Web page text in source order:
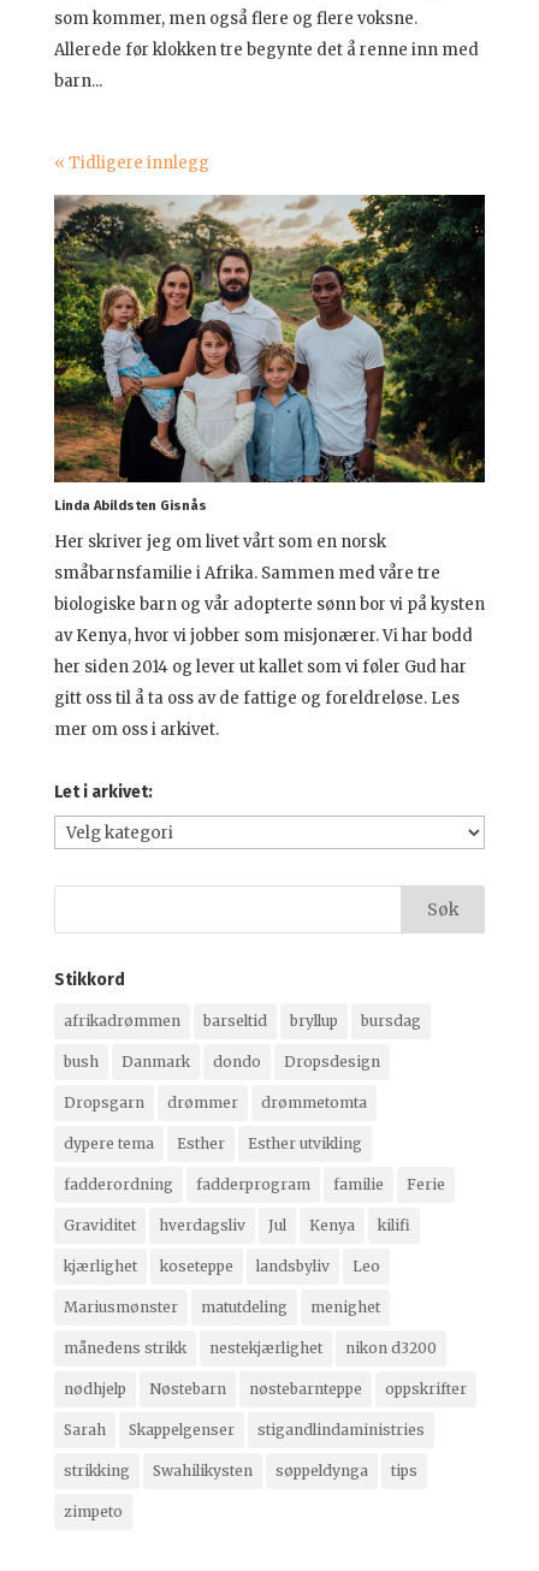
som kommer, men også flere og flere voksne.
Allerede før klokken tre begynte det å renne inn med
barn...
« Tidligere innlegg
Linda Abildsten Gisnås
Her skriver jeg om livet vårt som en norsk
småbarnsfamilie i Afrika. Sammen med våre tre
biologiske barn og vår adopterte sønn bor vi på kysten
av Kenya, hvor vi jobber som misjonærer. Vi har bodd
her siden 2014 og lever ut kallet som vi føler Gud har
gitt oss til å ta oss av de fattige og foreldreløse. Les
mer om oss i arkivet.
Let i arkivet:
Let
arkivet:
Stikkord
afrikadrømmen barseltid bryllup bursdag
bush Danmark dondo Dropsdesign
Dropsgarn drømmer drømmetomta
dypere tema Esther Esther utvikling
fadderordning fadderprogram familie Ferie
Graviditet hverdagsliv Jul Kenya kilifi
kjærlighet koseteppe landsbyliv Leo
Mariusmønster matutdeling menighet
månedens strikk nestekjærlighet nikon d3200
nødhjelp Nøstebarn nøstebarnteppe oppskrifter
Sarah Skappelgenser stigandlindaministries
strikking Swahilikysten søppeldynga tips
zimpeto